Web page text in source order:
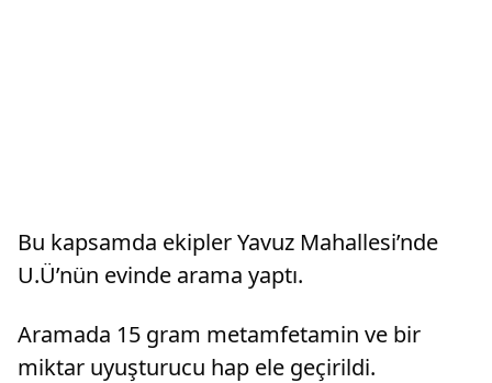
Bu kapsamda ekipler Yavuz Mahallesi’nde
U.Ü’nün evinde arama yaptı.
Aramada 15 gram metamfetamin ve bir
miktar uyuşturucu hap ele geçirildi.